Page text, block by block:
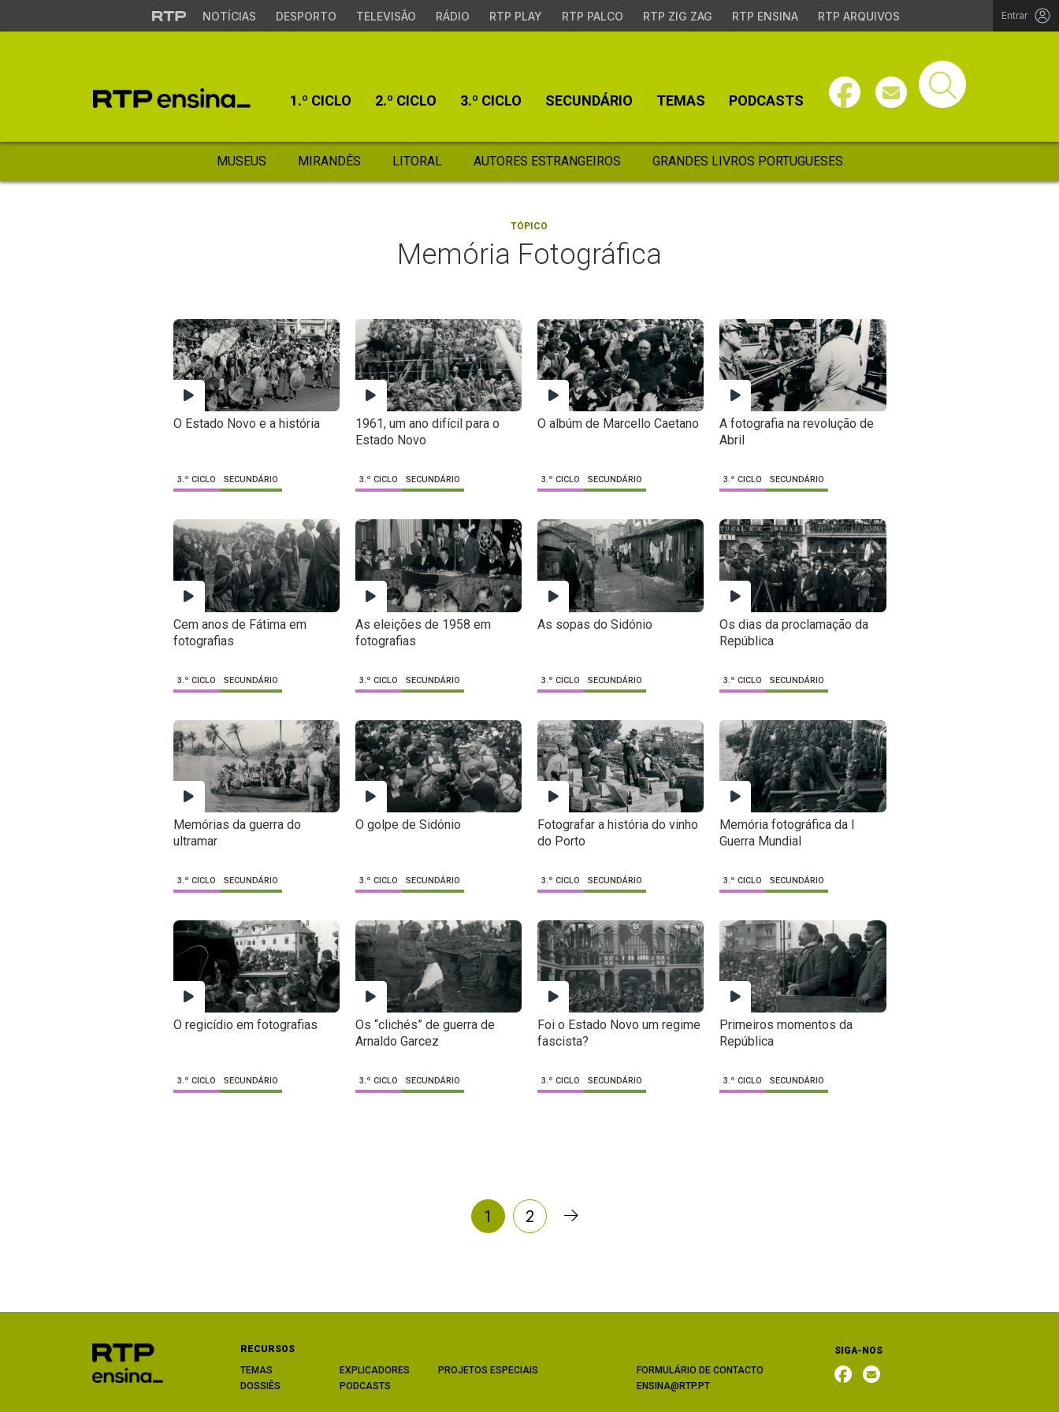
NOTÍCIAS DESPORTO TELEVISÃO RÁDIO RTP PLAY RTP PALCO RTP ZIG ZAG RTP ENSINA RTP ARQUIVOS Entrar
1.º CICLO 2.º CICLO 3.º CICLO SECUNDÁRIO TEMAS PODCASTS
MUSEUS MIRANDÊS LITORAL AUTORES ESTRANGEIROS GRANDES LIVROS PORTUGUESES
TÓPICO
Memória Fotográfica
O Estado Novo e a história
3.º CICLO SECUNDÁRIO
1961, um ano difícil para o
Estado Novo
3.º CICLO SECUNDÁRIO
O albúm de Marcello Caetano
3.º CICLO SECUNDÁRIO
A fotografia na revolução de
Abril
3.º CICLO SECUNDÁRIO
Cem anos de Fátima em
fotografias
3.º CICLO SECUNDÁRIO
As eleições de 1958 em
fotografias
3.º CICLO SECUNDÁRIO
As sopas do Sidónio
3.º CICLO SECUNDÁRIO
Os dias da proclamação da
República
3.º CICLO SECUNDÁRIO
Memórias da guerra do
ultramar
3.º CICLO SECUNDÁRIO
O golpe de Sidónio
3.º CICLO SECUNDÁRIO
Fotografar a história do vinho
do Porto
3.º CICLO SECUNDÁRIO
Memória fotográfica da I
Guerra Mundial
3.º CICLO SECUNDÁRIO
O regicídio em fotografias
3.º CICLO SECUNDÁRIO
Os “clichés” de guerra de
Arnaldo Garcez
3.º CICLO SECUNDÁRIO
Foi o Estado Novo um regime
fascista?
3.º CICLO SECUNDÁRIO
Primeiros momentos da
República
3.º CICLO SECUNDÁRIO
1 2
RECURSOS
TEMAS
DOSSIÊS
EXPLICADORES
PODCASTS
PROJETOS ESPECIAIS
FORMULÁRIO DE CONTACTO
ENSINA@RTP.PT
SIGA-NOS